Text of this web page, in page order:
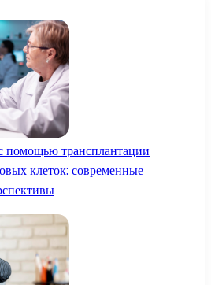
помощью трансплантации
клеток: современные